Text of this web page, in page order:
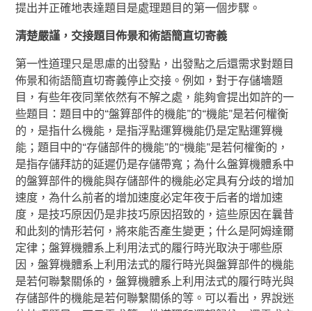
提出并正確地表達題目是處理題目的第一個步驟。
清楚嚴謹，交接題目佈景和術語簡直切寄義
第一性道理只是思慮的出發點，出發點之后還需求對題目
佈景和術語簡直切寄義停止交接。例如，對于存儲墻題
目，有些年夜同業依然有不解之處，能夠會提出如許的一
些題目：題目中的“盤算部件的機能”的“機能”是若何權衡
的，是指什么機能，是指浮點運算機能仍是定點運算機
能；題目中的“存儲部件的機能”的“機能”是若何權衡的，
是指存儲拜訪的延遲仍是存儲帶寬；為什么盤算機體系中
的盤算部件的機能與存儲部件的機能必定具有分歧的增加
速度，為什么前者的增加速度必定年夜于后者的增加速
度，是技巧原因仍是非技巧原因招致的，這些原因在曩昔
和此刻的情形若何，將來能否產生變更；什么是阿姆達爾
定律；盤算機體系上利用法式的履行時光取決于哪些原
因，盤算機體系上利用法式的履行時光與盤算部件的機能
是若何聯繫關係的，盤算機體系上利用法式的履行時光與
存儲部件的機能是若何聯繫關係的等。可以看出，界說迷